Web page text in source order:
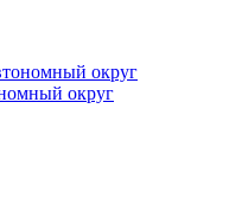
округ
округ